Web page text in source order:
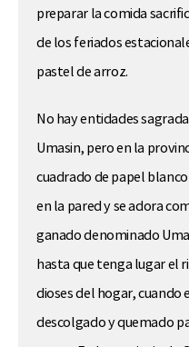
preparar la comida
de los feriados
pastel de arroz.
No hay entidades
Umasin, pero en la
cuadrado de papel
en la pared y se adora
ganado denominado
hasta que tenga lugar el
dioses del hogar, cuando
descolgado y quemado